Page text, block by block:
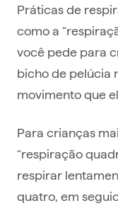
Práticas de
como a
você pede para
bicho de pelúcia
movimento que
Para crianças
“respiração
respirar
quatro, em